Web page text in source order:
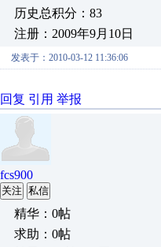
历史总积分：83
注册：2009年9月10日
发表于：2010-03-12 11:36:06
回复 引用 举报
fcs900
关注 私信
精华：0帖
求助：0帖